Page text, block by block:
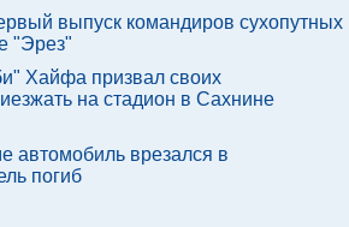
выпуск командиров сухопутных
"Эрез"
Хайфа призвал своих
на стадион в Сахнине
автомобиль врезался в
погиб